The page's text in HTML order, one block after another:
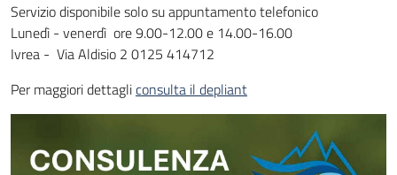
Servizio disponibile solo su appuntamento telefonico
Lunedì - venerdì ore 9.00-12.00 e 14.00-16.00
Ivrea - Via Aldisio 2 0125 414712
Per maggiori dettagliconsulta il depliant